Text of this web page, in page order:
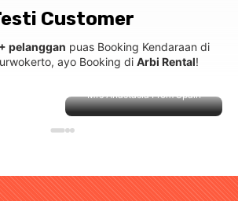
Customer
pelanggan puas Booking Kendaraan di
ayo Booking di Arbi Rental!
Mrs Anastasia From Spain